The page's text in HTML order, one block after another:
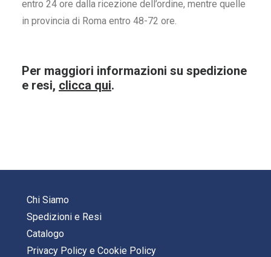
entro 24 ore dalla ricezione dell’ordine, mentre quelle
in provincia di Roma entro 48-72 ore.
Per maggiori informazioni su spedizione
e resi, clicca qui.
Chi Siamo
Spedizioni e Resi
Catalogo
Privacy Policy e Cookie Policy